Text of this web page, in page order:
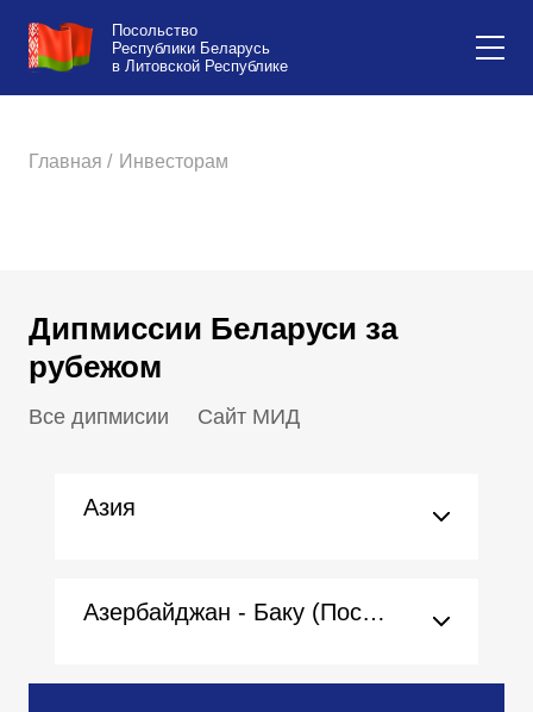
Посольство
Республики Беларусь
в Литовской Республике
Главная / Инвесторам
Дипмиссии Беларуси за
рубежом
Все дипмисии Сайт МИД
Азия
Азербайджан - Баку (Посольство)